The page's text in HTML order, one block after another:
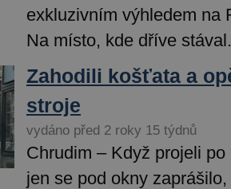
exkluzivním výhledem na
Na místo, kde dříve
Zahodili košťata a
stroje
vydáno před 2 roky 15 týdnů
Chrudim – Když projeli
jen se pod okny